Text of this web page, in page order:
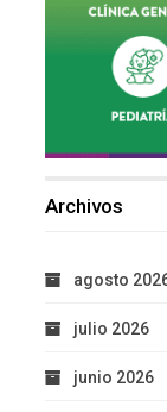
Archivos
agosto
julio 2026
junio 2026